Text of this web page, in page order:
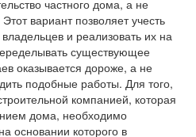
частного дома, а не
вариант позволяет учесть
и реализовать их на
существующее
оказывается дороже, а не
подобные работы. Для того,
компанией, которая
дома, необходимо
основании которого в